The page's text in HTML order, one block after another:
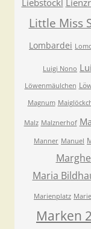
Liebstöckl
Little Miss
Lombardei
Luigi Nono
Löwenmäulchen
Magnum
Malz Malznerhof
Manner Manuel
Maria
Marienplatz
Marken